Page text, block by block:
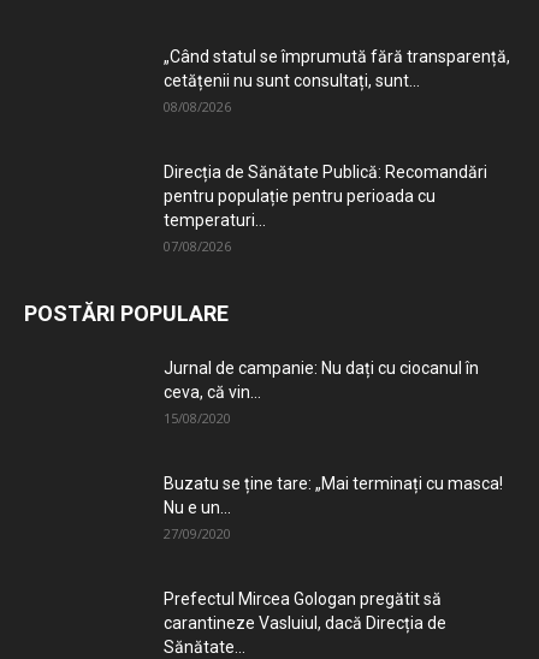
„Când statul se împrumută fără transparență,
cetățenii nu sunt consultați, sunt...
08/08/2026
Direcția de Sănătate Publică: Recomandări
pentru populație pentru perioada cu
temperaturi...
07/08/2026
POSTĂRI POPULARE
Jurnal de campanie: Nu dați cu ciocanul în
ceva, că vin...
15/08/2020
Buzatu se ține tare: „Mai terminați cu masca!
Nu e un...
27/09/2020
Prefectul Mircea Gologan pregătit să
carantineze Vasluiul, dacă Direcția de
Sănătate...